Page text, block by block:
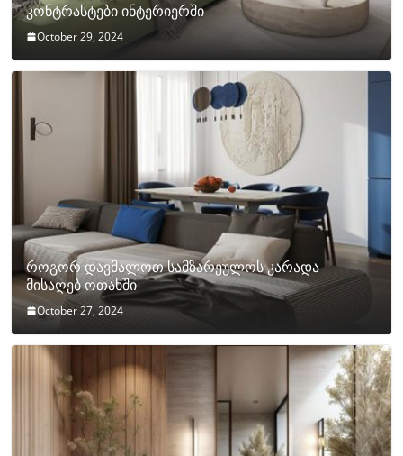
კონტრასტები ინტერიერში
October 29, 2024
როგორ დავმალოთ სამზარეულოს კარადა
მისაღებ ოთახში
October 27, 2024